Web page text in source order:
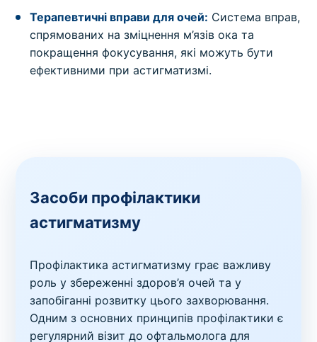
Терапевтичні вправи для очей: Система вправ,
спрямованих на зміцнення м’язів ока та
покращення фокусування, які можуть бути
ефективними при астигматизмі.
Засоби профілактики
астигматизму
Профілактика астигматизму грає важливу
роль у збереженні здоров’я очей та у
запобіганні розвитку цього захворювання.
Одним з основних принципів профілактики є
регулярний візит до офтальмолога для